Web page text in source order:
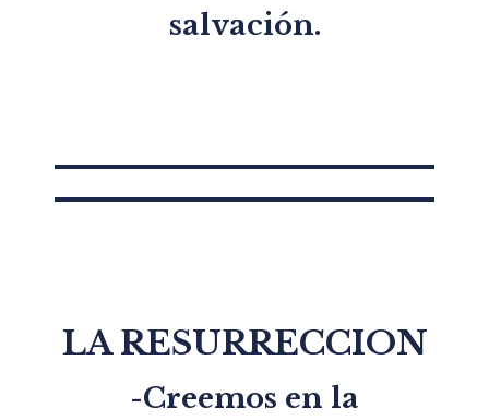
salvación.
LA RESURRECCION
-Creemos en la